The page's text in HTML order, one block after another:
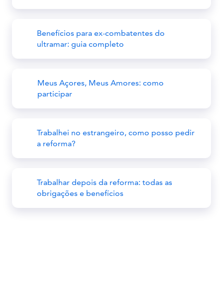
Benefícios para ex-combatentes do
ultramar: guia completo
Meus Açores, Meus Amores: como
participar
Trabalhei no estrangeiro, como posso pedir
a reforma?
Trabalhar depois da reforma: todas as
obrigações e benefícios